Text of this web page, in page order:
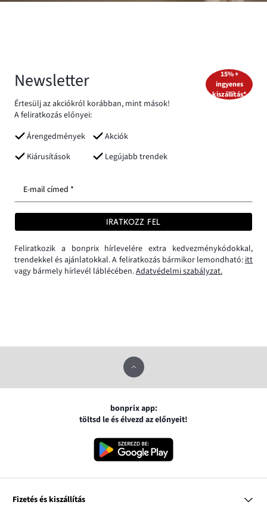
Newsletter
Értesülj az akciókról korábban, mint mások!
A feliratkozás előnyei:
Árengedmények
Akciók
Kiárusítások
Legújabb trendek
15% +
ingyenes
kiszállítás*
E-mail címed *
IRATKOZZ FEL
Feliratkozik a bonprix hírlevelére extra kedvezménykódokkal,
trendekkel és ajánlatokkal. A feliratkozás bármikor lemondható:itt
vagy bármely hírlevél láblécében.Adatvédelmi szabályzat.
bonprix app:
töltsd le és élvezd az előnyeit!
Fizetés és kiszállítás